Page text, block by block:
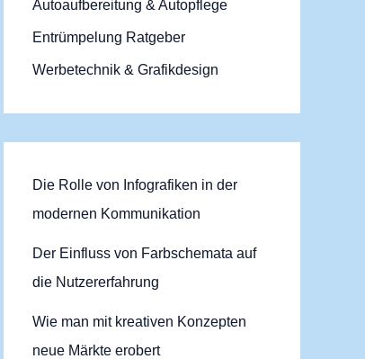
n
a
c
Autoaufbereitung & Autopflege
Entrümpelung Ratgeber
Werbetechnik & Grafikdesign
Die Rolle von Infografiken in der
modernen Kommunikation
Der Einfluss von Farbschemata auf
die Nutzererfahrung
Wie man mit kreativen Konzepten
neue Märkte erobert